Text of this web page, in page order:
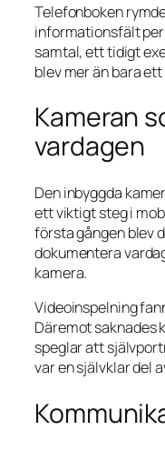
Telefonboken
informationsfält
samtal, ett tidigt
blev mer än bara
Kameran
vardagen
Den inbyggda
ett viktigt steg i
första gången blev
dokumentera
kamera.
Videoinspelning
Däremot saknades
speglar att
var en självklar del